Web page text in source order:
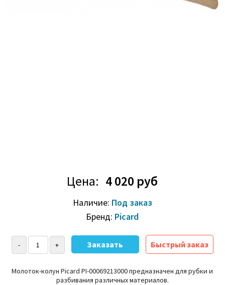
Цена: 4 020 руб
Наличие: Под заказ
Бренд: Picard
Быстрый заказ
Молоток-колун Picard PI-00069213000предназначен для рубки и
разбивания различных материалов.